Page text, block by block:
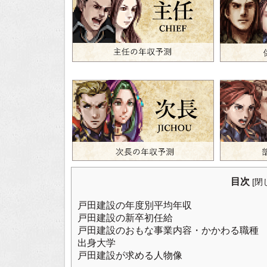
目次 [閉
戸田建設の年度別平均年収
戸田建設の新卒初任給
戸田建設のおもな事業内容・かかわる職種
出身大学
戸田建設が求める人物像